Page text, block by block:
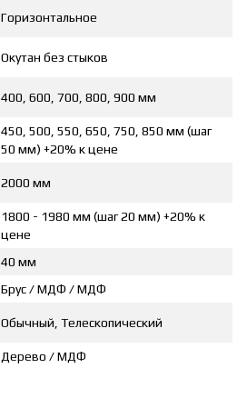
Горизонтальное
Окутан без стыков
400, 600, 700, 800, 900 мм
450, 500, 550, 650, 750, 850 мм (шаг
50 мм) +20% к цене
2000 мм
1800 - 1980 мм (шаг 20 мм) +20% к
цене
40 мм
Брус / МДФ / МДФ
Обычный, Телескопический
Дерево / МДФ